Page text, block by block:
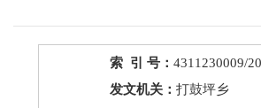
索 引 号：4311230009/
发文机关：打鼓坪乡